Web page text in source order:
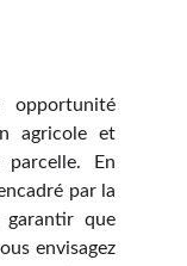
opportunité
agricole et
En
par la
que
envisagez